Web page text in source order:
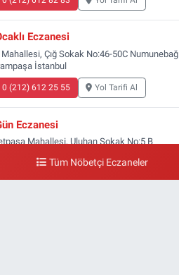
Eczanesi
Çığ Sokak No:46-50C Numunebağ
İstanbul
0 (212) 612 25 55 Yol Tarifi Al
Eczanesi
Mahallesi, Uluhan Sokak No:5 B
Tüm Nöbetçi Eczaneler